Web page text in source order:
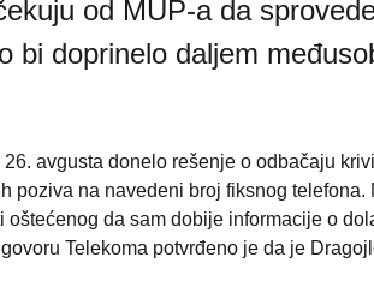
od MUP-a da
bi doprinelo daljem
avgusta donelo rešenje o odbačaju
poziva na navedeni broj fiksnog
da sam dobije informacije o
Telekoma potvrđeno je da je